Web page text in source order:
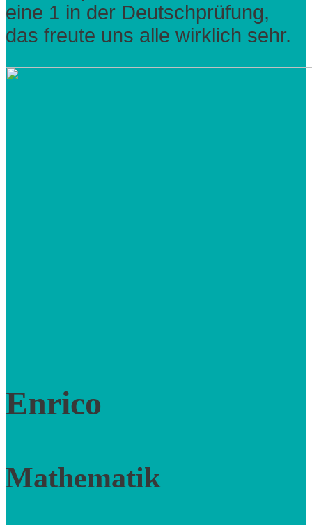
eine 1 in der Deutschprüfung,
das freute uns alle wirklich sehr.
Enrico
Mathematik